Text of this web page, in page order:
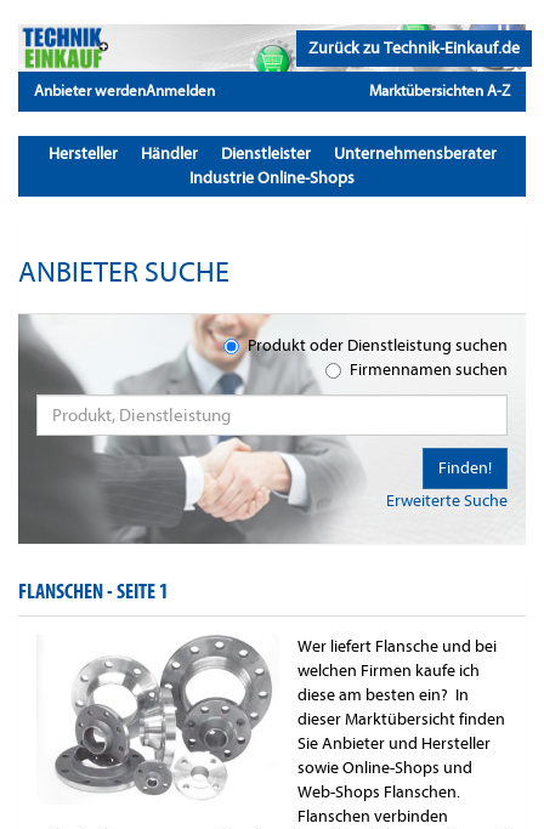
Zurück zu Technik-Einkauf.de
Anbieter werdenAnmelden Marktübersichten A-Z
Hersteller Händler Dienstleister
Unternehmensberater
Industrie Online-Shops
ANBIETER SUCHE
Produkt oder Dienstleistung suchen
Firmennamen suchen
Erweiterte Suche
Finden!
FLANSCHEN -SEITE 1
Wer liefert Flansche und bei
welchen Firmen kaufe ich
diese am besten ein? In
dieser Marktübersicht finden
Sie Anbieter und Hersteller
sowie Online-Shops und
Web-Shops Flanschen.
Flanschen verbinden